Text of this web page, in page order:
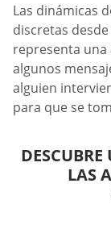
Las dinámicas
discretas
representa una
algunos
alguien
para que se
LAS